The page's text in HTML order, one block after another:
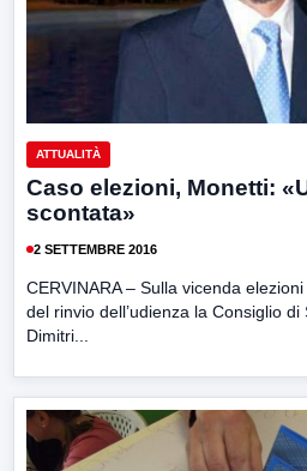
ATTUALITÀ
Caso elezioni, Monetti:
scontata»
2 SETTEMBRE 2016
CERVINARA – Sulla vicenda
del rinvio dell’udienza la Consiglio
Dimitri...